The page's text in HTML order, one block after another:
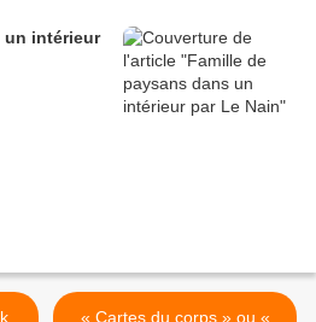
un intérieur
« Cartes du corps » ou «